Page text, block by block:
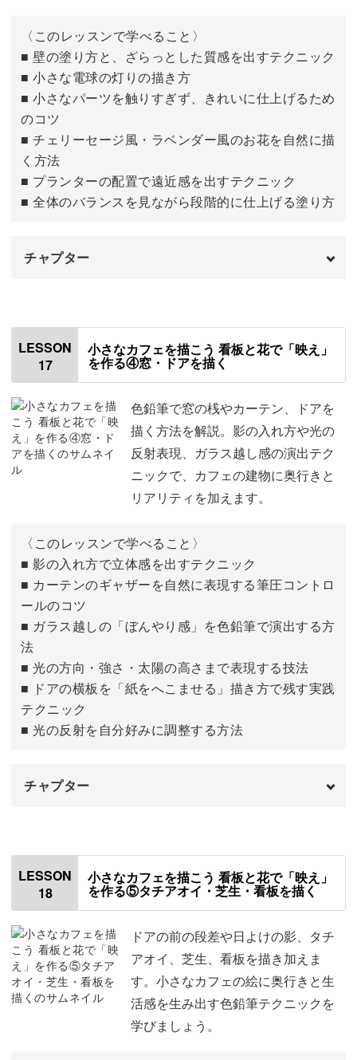
〈このレッスンで学べること〉
■ 壁の塗り方と、ざらっとした質感を出すテクニック
■ 小さな電球の灯りの描き方
■ 小さなパーツを触りすぎず、きれいに仕上げるため
のコツ
■ チェリーセージ風・ラベンダー風のお花を自然に描
く方法
■ プランターの配置で遠近感を出すテクニック
■ 全体のバランスを見ながら段階的に仕上げる塗り方
チャプター
壁を塗る
窓の下のお花を描く
壁を仕上げる 13:13
LESSON
17
小さなカフェを描こう 看板と花で「映え」
を作る④窓・ドアを描く
色鉛筆で窓の桟やカーテン、ドアを
描く方法を解説。影の入れ方や光の
反射表現、ガラス越し感の演出テク
ニックで、カフェの建物に奥行きと
リアリティを加えます。
〈このレッスンで学べること〉
■ 影の入れ方で立体感を出すテクニック
■ カーテンのギャザーを自然に表現する筆圧コントロ
ールのコツ
■ ガラス越しの「ぼんやり感」を色鉛筆で演出する方
法
■ 光の方向・強さ・太陽の高さまで表現する技法
■ ドアの横板を「紙をへこませる」描き方で残す実践
テクニック
■ 光の反射を自分好みに調整する方法
チャプター
窓の桟を描く
カーテンを描く 05:48
ドアを描く 17:29
LESSON
18
小さなカフェを描こう 看板と花で「映え」
を作る⑤タチアオイ・芝生・看板を描く
ドアの前の段差や日よけの影、タチ
アオイ、芝生、看板を描き加えま
す。小さなカフェの絵に奥行きと生
活感を生み出す色鉛筆テクニックを
学びましょう。